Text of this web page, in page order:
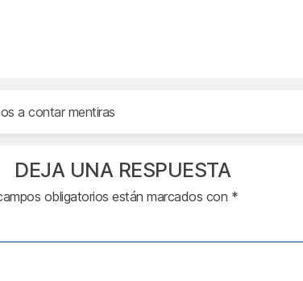
a contar mentiras
DEJA UNA RESPUESTA
obligatorios están marcados con *